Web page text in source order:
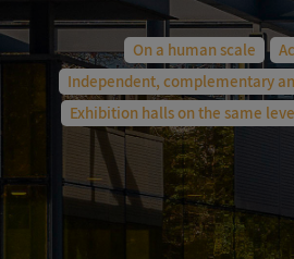
On a human scale
Independent, complementary
Exhibition halls on the same